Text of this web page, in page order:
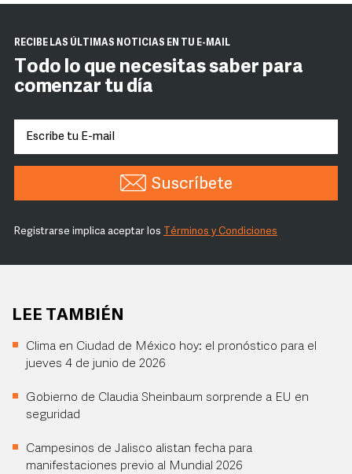
RECIBE LAS ÚLTIMAS NOTICIAS EN TU E-MAIL
Todo lo que necesitas saber para
comenzar tu día
Suscríbete
Registrarse implica aceptar los Términos y Condiciones
LEE TAMBIÉN
Clima en Ciudad de México hoy: el pronóstico para el
jueves 4 de junio de 2026
Gobierno de Claudia Sheinbaum sorprende a EU en
seguridad
Campesinos de Jalisco alistan fecha para
manifestaciones previo al Mundial 2026